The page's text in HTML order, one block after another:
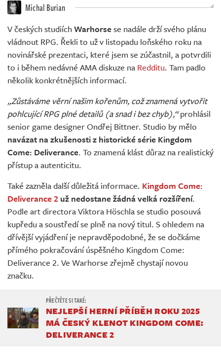
Živě Michal Burian
V českých studiích Warhorsese nadále drží svého plánu
vládnout RPG. Řekli to už v listopadu loňského roku na
novinářské prezentaci, které jsem se zúčastnil, a potvrdili
to i během nedávné AMA diskuze na Redditu. Tam padlo
několik konkrétnějších informací.
„Zůstáváme věrní našim kořenům, což znamená vytvořit
pohlcující RPG plné detailů (a snad i bez chyb),“prohlásil
senior game designer Ondřej Bittner. Studio by mělo
navázat na zkušenosti z historické série Kingdom
Come: Deliverance. To znamená klást důraz na realistický
přístup a autenticitu.
Také zazněla další důležitá informace. Kingdom Come:
Deliverance 2 už nedostane žádná velká rozšíření.
Podle art directora Viktora Höschla se studio posouvá
kupředu a soustředí se plně na nový titul. S ohledem na
dřívější vyjádření je nepravděpodobné, že se dočkáme
přímého pokračování úspěšného Kingdom Come:
Deliverance 2. Ve Warhorse zřejmě chystají novou
značku.
NEJLEPŠÍ HERNÍ PŘÍBĚH ROKU 2025
MÁ ČESKÝ KLENOT KINGDOM COME:
DELIVERANCE 2